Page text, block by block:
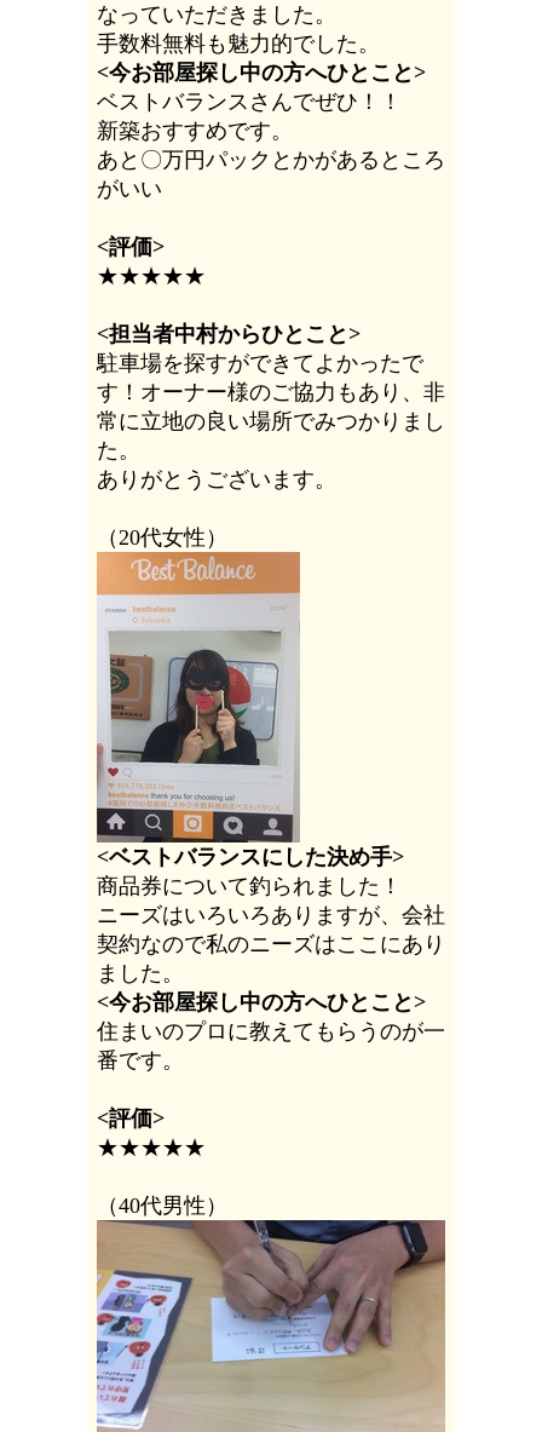
なっていただきました。
手数料無料も魅力的でした。
<今お部屋探し中の方へひとこと>
ベストバランスさんでぜひ！！
新築おすすめです。
あと〇万円パックとかがあるところ
がいい
<評価>
★★★★★
<担当者中村からひとこと>
駐車場を探すができてよかったで
す！オーナー様のご協力もあり、非
常に立地の良い場所でみつかりまし
た。
ありがとうございます。
（20代女性）
<ベストバランスにした決め手>
商品券について釣られました！
ニーズはいろいろありますが、会社
契約なので私のニーズはここにあり
ました。
<今お部屋探し中の方へひとこと>
住まいのプロに教えてもらうのが一
番です。
<評価>
★★★★★
（40代男性）